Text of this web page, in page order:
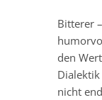
Bitterer
den
nicht